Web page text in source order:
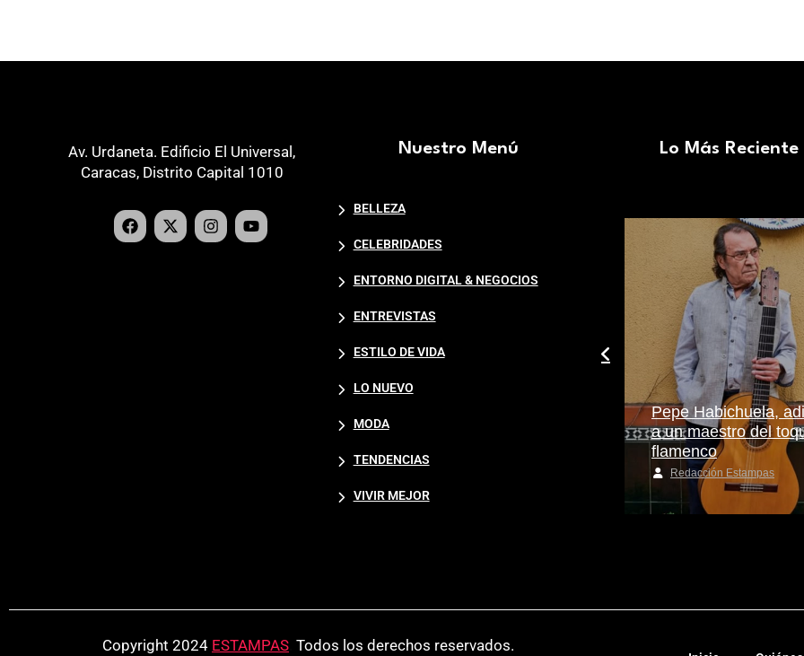
Av. Urdaneta. Edificio El Universal,
Caracas, Distrito Capital 1010
Nuestro Menú
BELLEZA
CELEBRIDADES
ENTORNO DIGITAL & NEGOCIOS
ENTREVISTAS
ESTILO DE VIDA
LO NUEVO
MODA
TENDENCIAS
VIVIR MEJOR
Lo Más Reciente
que cambia tu rostro
Pepe Habichuela,
a un maestro del
flamenco
Redacción Estampas
Copyright 2024 ESTAMPAS Todos los derechos reservados.